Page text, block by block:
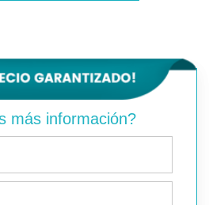
más información?